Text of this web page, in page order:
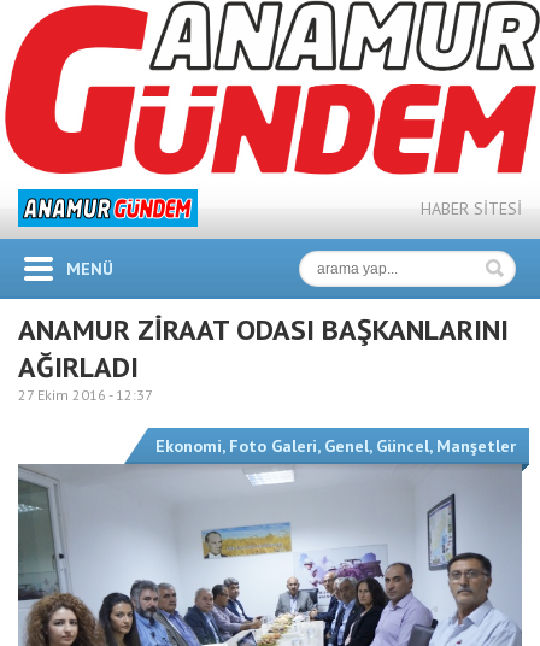
HABER SİTESİ
MENÜ
ANAMUR ZİRAAT ODASI BAŞKANLARINI
AĞIRLADI
27 Ekim 2016 - 12:37
Ekonomi, Foto Galeri, Genel, Güncel, Manşetler